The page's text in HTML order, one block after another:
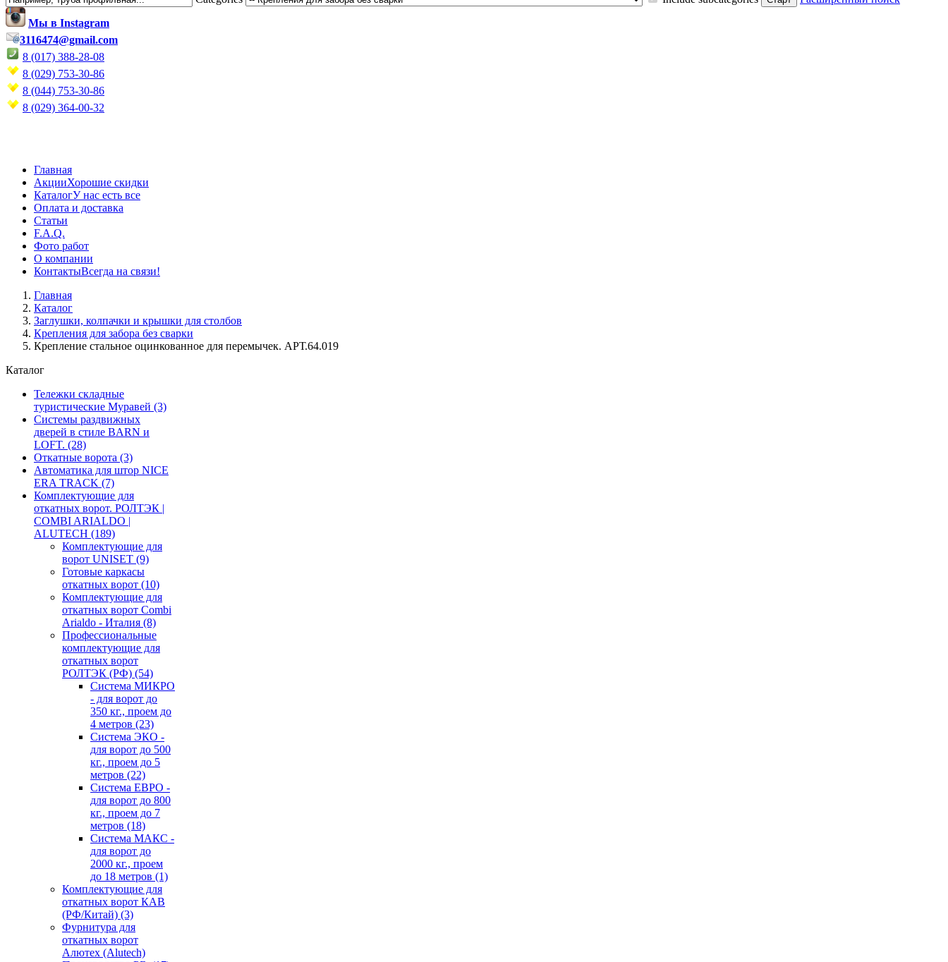
Мы в Instagram
3116474@gmail.com
8 (017) 388-28-08
8 (029) 753-30-86
8 (044) 753-30-86
8 (029) 364-00-32
Главная
АкцииХорошие скидки
КаталогУ нас есть все
Оплата и доставка
Статьи
F.A.Q.
Фото работ
О компании
КонтактыВсегда на связи!
Главная
Каталог
Заглушки, колпачки и крышки для столбов
Крепления для забора без сварки
Крепление стальное оцинкованное для перемычек. АРТ.64.019
Каталог
Тележки складные
туристические Муравей (3)
Системы раздвижных
дверей в стиле BARN и
LOFT. (28)
Откатные ворота (3)
Автоматика для штор NICE
ERA TRACK (7)
Комплектующие для
откатных ворот. РОЛТЭК |
COMBI ARIALDO |
ALUTECH (189)
Комплектующие для
ворот UNISET (9)
Готовые каркасы
откатных ворот (10)
Комплектующие для
откатных ворот Combi
Arialdo - Италия (8)
Профессиональные
комплектующие для
откатных ворот
РОЛТЭК (РФ) (54)
Система МИКРО
- для ворот до
350 кг., проем до
4 метров (23)
Система ЭКО -
для ворот до 500
кг., проем до 5
метров (22)
Система ЕВРО -
для ворот до 800
кг., проем до 7
метров (18)
Система МАКС -
для ворот до
2000 кг., проем
до 18 метров (1)
Комплектующие для
откатных ворот КАВ
(РФ/Китай) (3)
Фурнитура для
откатных ворот
Алютех (Alutech)